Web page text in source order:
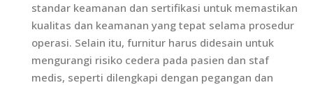
standar keamanan dan sertifikasi untuk memastikan
kualitas dan keamanan yang tepat selama prosedur
operasi. Selain itu, furnitur harus didesain untuk
mengurangi risiko cedera pada pasien dan staf
medis, seperti dilengkapi dengan pegangan dan